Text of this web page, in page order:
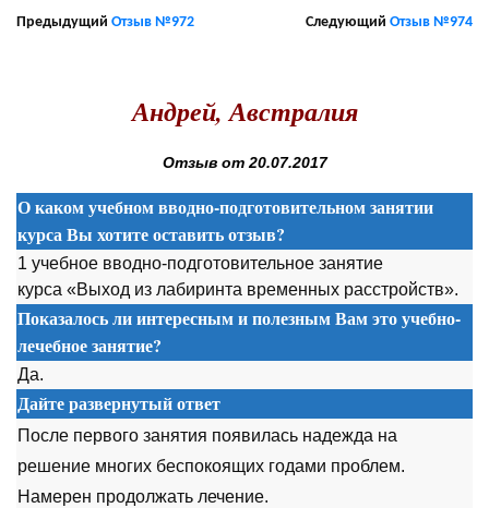
Предыдущий Отзыв №972 Следующий Отзыв №974
Андрей, Австралия
Отзыв от 20.07.2017
О каком учебном вводно-подготовительном занятии
курса Вы хотите оставить отзыв?
1 учебное вводно-подготовительное занятие
курса «Выход из лабиринта временных расстройств».
Показалось ли интересным и полезным Вам это учебно-
лечебное занятие?
Да.
Дайте развернутый ответ
После первого занятия появилась надежда на
решение многих беспокоящих годами проблем.
Намерен продолжать лечение.